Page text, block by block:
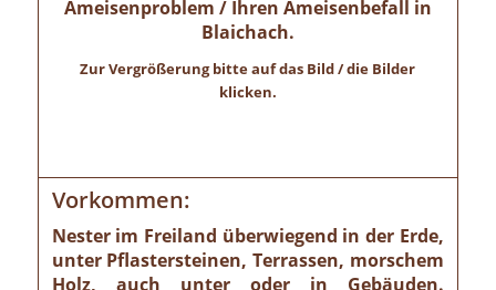
Ameisenproblem / Ihren Ameisenbefall in
Blaichach.
Zur Vergrößerung bitte auf das Bild / die Bilder
klicken.
Vorkommen:
Nester im Freiland überwiegend in der Erde,
unter Pflastersteinen, Terrassen, morschem
Holz, auch unter oder in Gebäuden.